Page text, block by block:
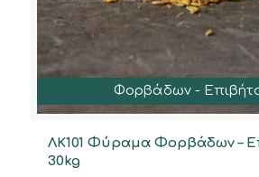
Φορβάδων -
ΛΚ101 Φύραμα Φορβάδων –
30kg